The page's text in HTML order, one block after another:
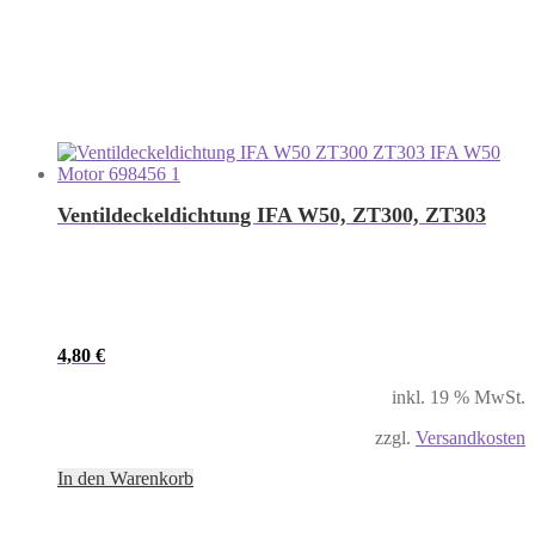
Ventildeckeldichtung IFA W50, ZT300, ZT303
4,80 €
inkl. 19 % MwSt.
zzgl. Versandkosten
In den Warenkorb